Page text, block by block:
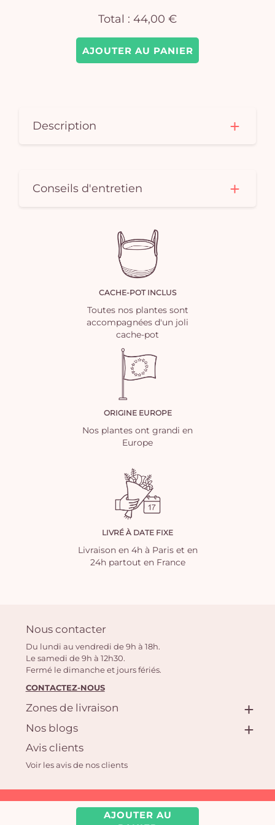
AJOUTER AU PANIER
AJOUTER AU
Total : 44,00 €
Description
Conseils d'entretien
CACHE-POT INCLUS
Toutes nos plantes sont
accompagnées d'un joli
cache-pot
ORIGINE EUROPE
Nos plantes ont grandi en
Europe
LIVRÉ À DATE FIXE
Livraison en 4h à Paris et en
24h partout en France
Nous contacter
Du lundi au vendredi de 9h à 18h.
Le samedi de 9h à 12h30.
Fermé le dimanche et jours fériés.
CONTACTEZ-NOUS
Zones de livraison
Nos blogs
Avis clients
Voir les avis de nos clients
Aquarelle.com SAS
39 rue Anatole France, 92300 Levallois-Perret | Fleuriste en ligne